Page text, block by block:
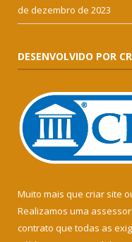
de dezembro de 2023
DESENVOLVIDO POR
Muito mais que criar site
Realizamos uma
contrato que todas as